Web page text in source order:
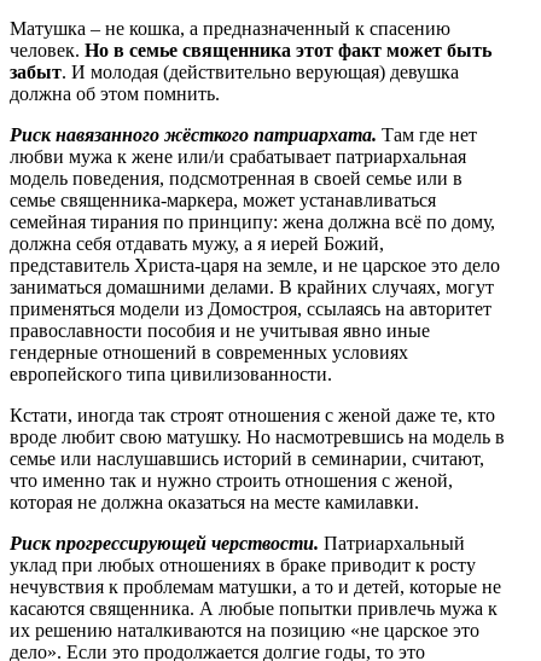
Матушка – не кошка, а предназначенный к спасению
человек. Но в семье священника этот факт может быть
забыт. И молодая (действительно верующая) девушка
должна об этом помнить.
Риск навязанного жёсткого патриархата. Там где нет
любви мужа к жене или/и срабатывает патриархальная
модель поведения, подсмотренная в своей семье или в
семье священника-маркера, может устанавливаться
семейная тирания по принципу: жена должна всё по дому,
должна себя отдавать мужу, а я иерей Божий,
представитель Христа-царя на земле, и не царское это дело
заниматься домашними делами. В крайних случаях, могут
применяться модели из Домостроя, ссылаясь на авторитет
православности пособия и не учитывая явно иные
гендерные отношений в современных условиях
европейского типа цивилизованности.
Кстати, иногда так строят отношения с женой даже те, кто
вроде любит свою матушку. Но насмотревшись на модель в
семье или наслушавшись историй в семинарии, считают,
что именно так и нужно строить отношения с женой,
которая не должна оказаться на месте камилавки.
Риск прогрессирующей черствости. Патриархальный
уклад при любых отношениях в браке приводит к росту
нечувствия к проблемам матушки, а то и детей, которые не
касаются священника. А любые попытки привлечь мужа к
их решению наталкиваются на позицию «не царское это
дело». Если это продолжается долгие годы, то это